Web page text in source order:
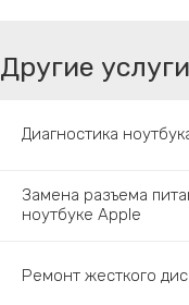
Другие
Диагностика
Замена разъема
ноутбуке Apple
Ремонт жесткого